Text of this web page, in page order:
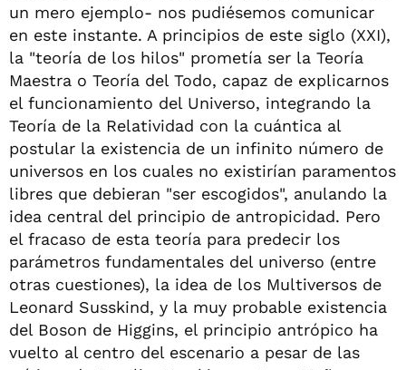
un mero ejemplo- nos pudiésemos comunicar
en este instante. A principios de este siglo (XXI),
la "teoría de los hilos" prometía ser la Teoría
Maestra o Teoría del Todo, capaz de explicarnos
el funcionamiento del Universo, integrando la
Teoría de la Relatividad con la cuántica al
postular la existencia de un infinito número de
universos en los cuales no existirían paramentos
libres que debieran "ser escogidos", anulando la
idea central del principio de antropicidad. Pero
el fracaso de esta teoría para predecir los
parámetros fundamentales del universo (entre
otras cuestiones), la idea de los Multiversos de
Leonard Susskind, y la muy probable existencia
del Boson de Higgins, el principio antrópico ha
vuelto al centro del escenario a pesar de las